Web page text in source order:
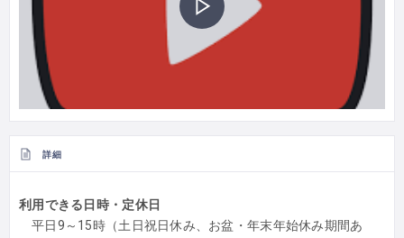
詳細
利用できる日時・定休日
平日9～15時（土日祝日休み、お盆・年末年始休み期間あ